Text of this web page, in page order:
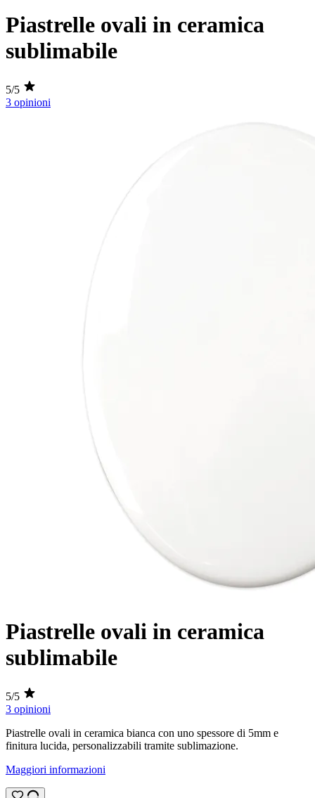
Piastrelle ovali in ceramica
sublimabile
5/5
3 opinioni
Piastrelle ovali in ceramica
sublimabile
5/5
3 opinioni
Piastrelle ovali in ceramica bianca con uno spessore di 5mm e
finitura lucida, personalizzabili tramite sublimazione.
Maggiori informazioni